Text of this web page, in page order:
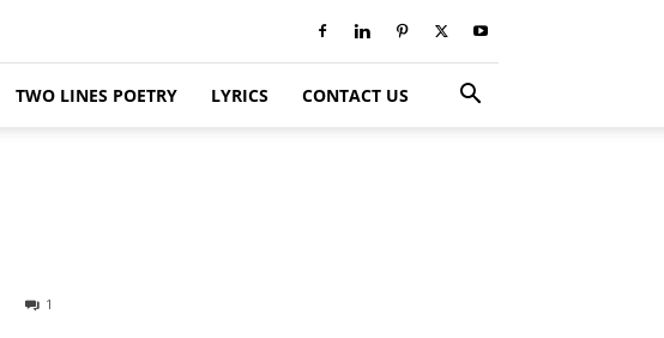
TWO LINES POETRY LYRICS CONTACT US
1